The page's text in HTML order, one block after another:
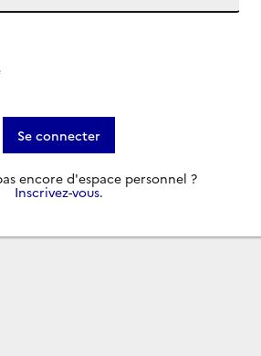
Se connecter
encore d'espace personnel ?
Inscrivez-vous.